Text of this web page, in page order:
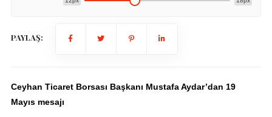
PAYLAŞ:
Ceyhan Ticaret Borsası Başkanı Mustafa Aydar’dan 19
Mayıs mesajı